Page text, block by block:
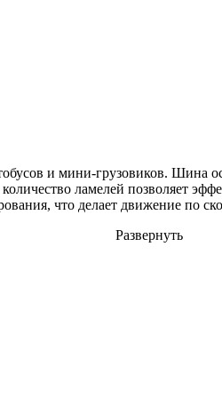
и мини-грузовиков. Шина
ламелей позволяет
что делает движение по
Развернуть